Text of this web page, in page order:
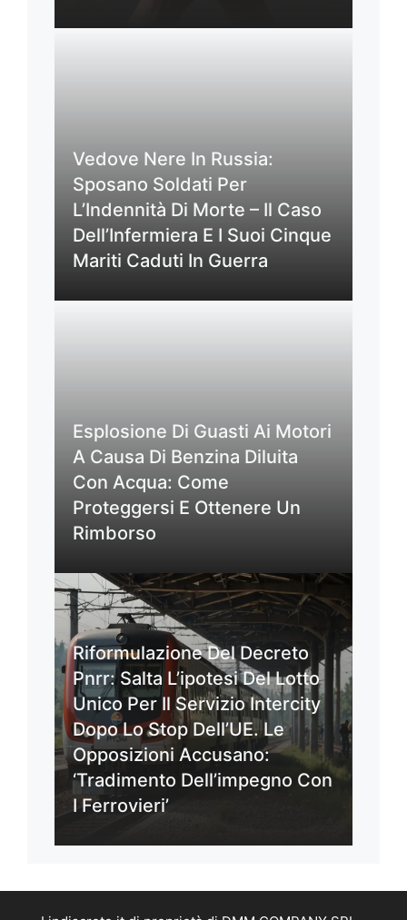
Vedove Nere In Russia:
Sposano Soldati Per
L’Indennità Di Morte – Il Caso
Dell’Infermiera E I Suoi Cinque
Mariti Caduti In Guerra
Esplosione Di Guasti Ai Motori
A Causa Di Benzina Diluita
Con Acqua: Come
Proteggersi E Ottenere Un
Rimborso
Riformulazione Del Decreto
Pnrr: Salta L’ipotesi Del Lotto
Unico Per Il Servizio Intercity
Dopo Lo Stop Dell’UE. Le
Opposizioni Accusano:
‘Tradimento Dell’impegno Con
I Ferrovieri’